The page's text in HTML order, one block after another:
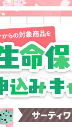
イオンカード会